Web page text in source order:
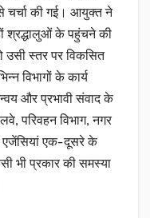
से चर्चा की गई। आयुक्त ने
श्रद्धालुओं के पहुंचने की
उसी स्तर पर विकसित
विभागों के कार्य
और प्रभावी संवाद के
परिवहन विभाग, नगर
एजेंसियां एक-दूसरे के
भी प्रकार की समस्या